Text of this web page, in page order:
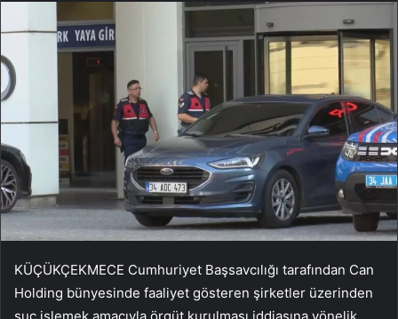
KÜÇÜKÇEKMECE Cumhuriyet Başsavcılığı tarafından Can
Holding bünyesinde faaliyet gösteren şirketler üzerinden